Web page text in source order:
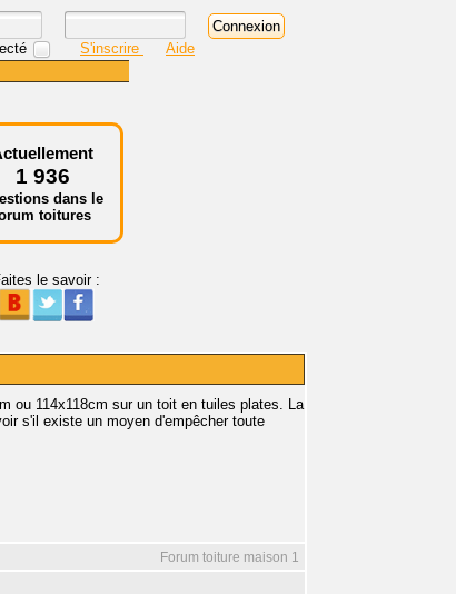
S'inscrire Aide
1 936
dans le
toitures
le savoir :
ou 114x118cm sur un toit en tuiles plates. La
s'il existe un moyen d'empêcher toute
Forum toiture maison 1